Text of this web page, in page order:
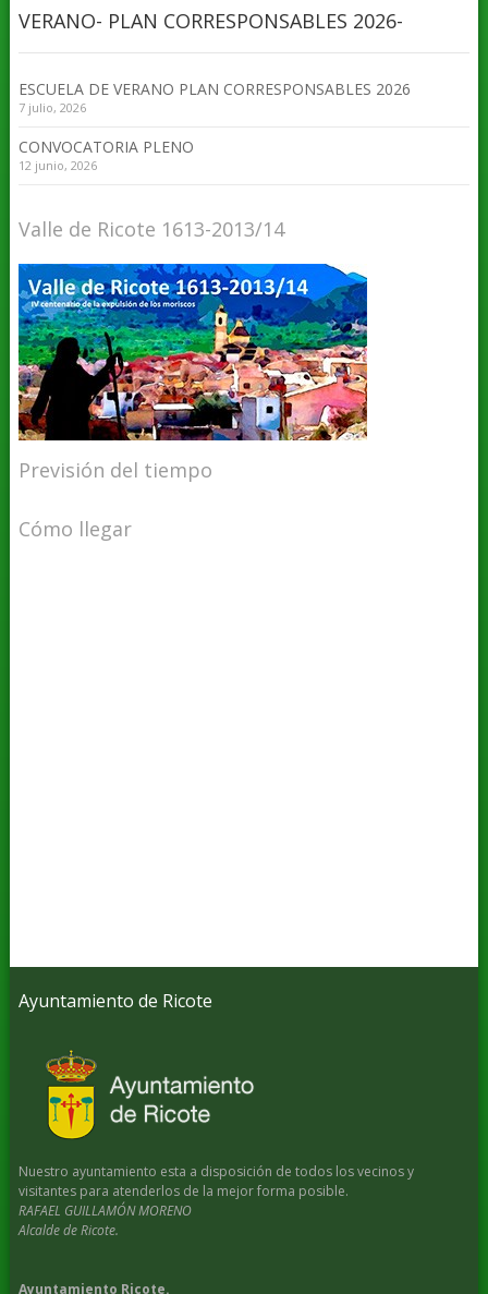
VERANO- PLAN CORRESPONSABLES 2026-
ESCUELA DE VERANO PLAN CORRESPONSABLES 2026
7 julio, 2026
CONVOCATORIA PLENO
12 junio, 2026
Valle de Ricote 1613-2013/14
Previsión del tiempo
Cómo llegar
Ayuntamiento de Ricote
Nuestro ayuntamiento esta a disposición de todos los vecinos y
visitantes para atenderlos de la mejor forma posible.
RAFAEL GUILLAMÓN MORENO
Alcalde de Ricote.
Ayuntamiento Ricote.